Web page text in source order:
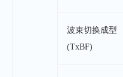
波束切换成型
(TxBF)